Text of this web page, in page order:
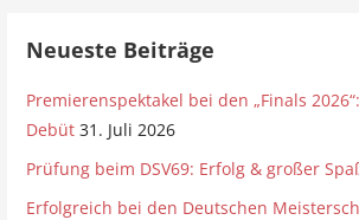
Neueste Beiträge
Premierenspektakel bei den „Finals
Debüt 31. Juli 2026
Prüfung beim DSV69: Erfolg & großer
Erfolgreich bei den Deutschen